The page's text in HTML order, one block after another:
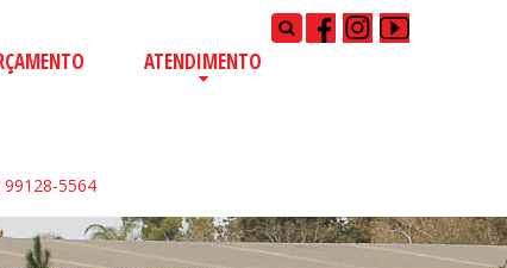
ATENDIMENTO
Pesquisar...
5564